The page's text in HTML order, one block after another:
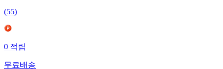
(55)
0 적립
무료배송